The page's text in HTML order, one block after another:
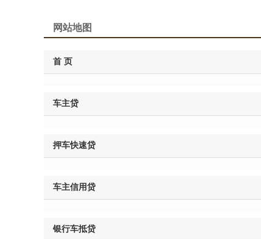
网站地图
首 页
车主贷
押车快速贷
车主信用贷
银行车抵贷